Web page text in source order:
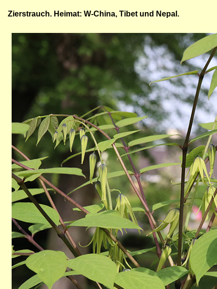
Zierstrauch. Heimat: W-China, Tibet und Nepal.
Bild